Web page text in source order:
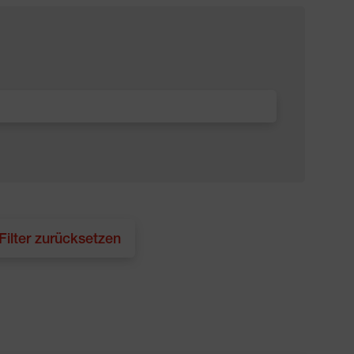
zurücksetzen